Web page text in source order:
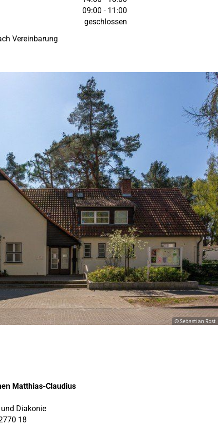
09:00 - 11:00
geschlossen
Vereinbarung
© Sebastian Rost
Matthias-Claudius
Diakonie
18